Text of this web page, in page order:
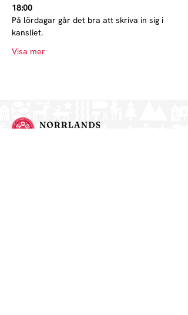
18:00
På lördagar går det bra att skriva in sig i
kansliet.
Visa mer